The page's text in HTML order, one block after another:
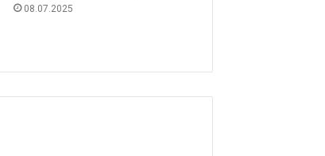
08.07.2025